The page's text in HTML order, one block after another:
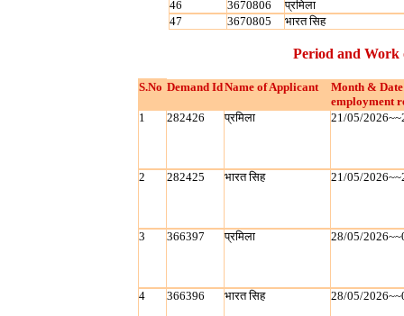
46
3670806
प्रमिला
47
3670805 भारत सिह
Period and Work
S.No Demand IdName of Applicant
Month &
employment
1
282426 प्रमिला 21/05/
2 282425 भारत सिह 21/05/
3 366397 प्रमिला 28/05/
4 366396 भारत सिह 28/05/